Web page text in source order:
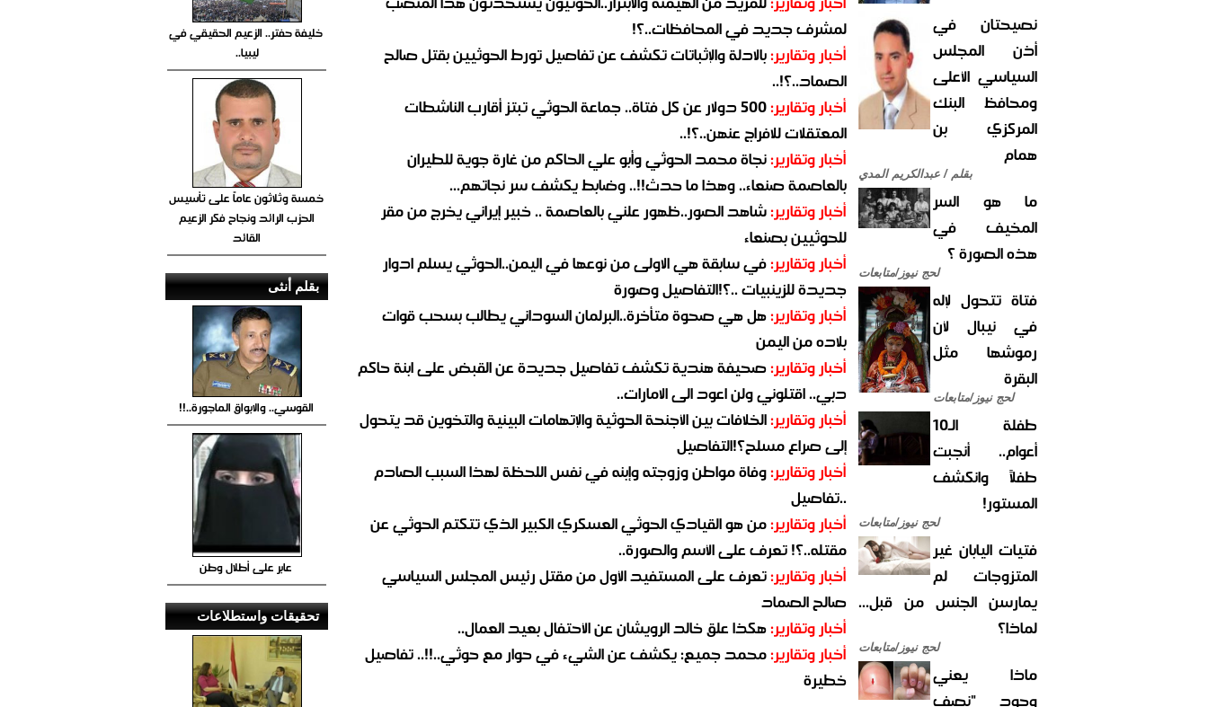
نصيحتان في
أذن المجلس
السياسي الأعلى
ومحافظ البنك
المركزي بن
همام
بقلم / عبدالكريم المدي
ما هو السر
المخيف في
هذه الصورة ؟
لحج نيوز/متابعات
فتاة تتحول لإله
في نيبال لأن
رموشها مثل
البقرة
لحج نيوز/متابعات
طفلة الـ10
أعوام.. أنجبت
طفلاً وانكشف
المستور!
لحج نيوز/متابعات
فتيات اليابان غير
المتزوجات لم
يمارسن الجنس من قبل...
لماذا؟
لحج نيوز/متابعات
ماذا يعني
وجود "نصف
لمشرف جديد في المحافظات..؟!
أخبار وتقارير:بالادلة والإثباتات تكشف عن تفاصيل تورط الحوثيين بقتل صالح
الصماد..؟!..
أخبار وتقارير:
500 دولار عن كل فتاة.. جماعة الحوثي تبتز أقارب الناشطات
المعتقلات للافراج عنهن..؟!..
أخبار وتقارير:نجاة محمد الحوثي وأبو علي الحاكم من غارة جوية للطيران
بالعاصمة صنعاء.. وهذا ما حدث!!.. وضابط يكشف سر نجاتهم...
أخبار وتقارير:شاهد الصور..ظهور علني بالعاصمة .. خبير إيراني يخرج من مقر
للحوثيين بصنعاء
أخبار وتقارير:في سابقة هي الاولى من نوعها في اليمن..الحوثي يسلم ادوار
جديدة للزينبيات ..؟!التفاصيل وصورة
أخبار وتقارير:هل هي صحوة متأخرة..البرلمان السوداني يطالب بسحب قوات
بلاده من اليمن
أخبار وتقارير:صحيفة هندية تكشف تفاصيل جديدة عن القبض على ابنة حاكم
دبي.. اقتلوني ولن اعود الى الامارات..
أخبار وتقارير:الخلافات بين الأجنحة الحوثية والإتهامات البينية والتخوين قد يتحول
إلى صراع مسلح؟!التفاصيل
أخبار وتقارير:وفاة مواطن وزوجته وإبنه في نفس اللحظة لهذا السبب الصادم
..تفاصيل
أخبار وتقارير:من هو القيادي الحوثي العسكري الكبير الذي تتكتم الحوثي عن
مقتله..؟! تعرف على الأسم والصورة..
أخبار وتقارير:تعرف على المستفيد الأول من مقتل رئيس المجلس السياسي
صالح الصماد
أخبار وتقارير:هكذا علق خالد الرويشان عن الأحتفال بعيد العمال..
أخبار وتقارير:محمد جميع: يكشف عن الشيء في حوار مع حوثي..!!.. تفاصيل
خطيرة
خليفة حفتر.. الزعيم الحقيقي في
ليبيا..
خمسة وثلاثون عاماً على تأسيس
الحزب الرائد ونجاح فكر الزعيم
القائد
بقلم أنثى
القوسي.. والابواق الماجورة..!!
عابر على أطلال وطن
تحقيقات واستطلاعات